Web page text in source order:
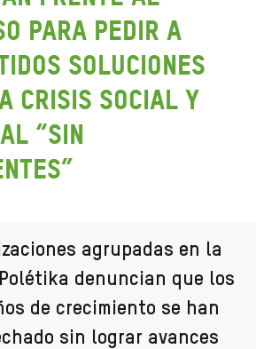
para pedir a
soluciones
crisis social y
“sin
agrupadas en la
denuncian que los
de crecimiento se han
sin lograr avances